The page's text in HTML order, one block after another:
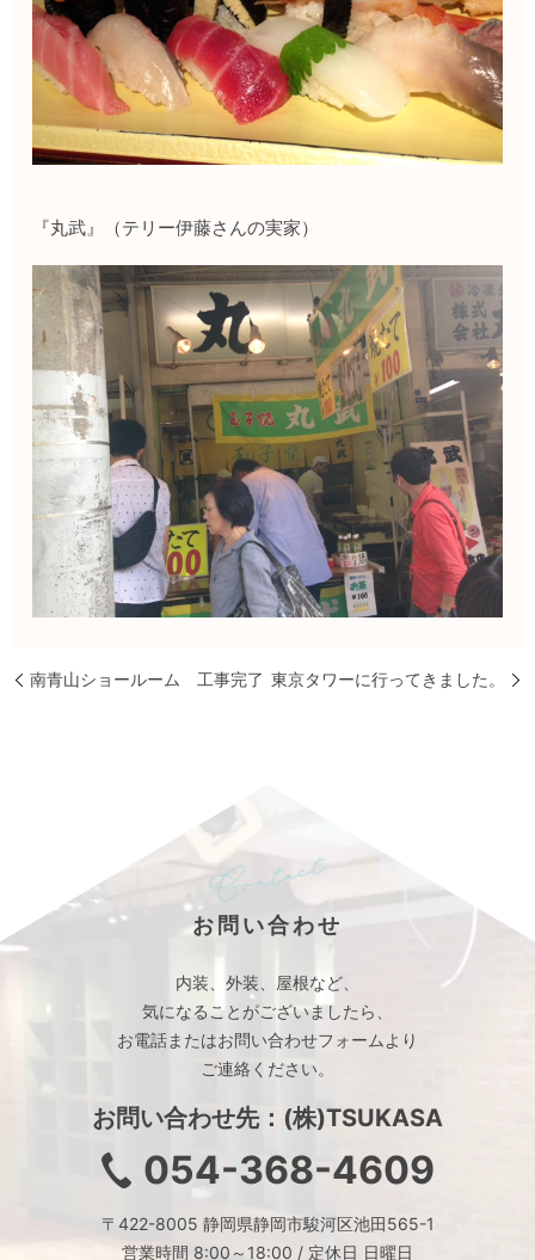
『丸武』（テリー伊藤さんの実家）
南青山ショールーム 工事完了 東京タワーに行ってきました。
お問い合わせ
内装、外装、屋根など、
気になることがございましたら、
お電話またはお問い合わせフォームより
ご連絡ください。
お問い合わせ先：(株)TSUKASA
054-368-4609
〒422-8005 静岡県静岡市駿河区池田565-1
営業時間 8:00～18:00 / 定休日 日曜日